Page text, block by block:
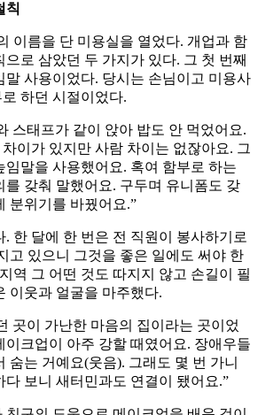
칙
이름을 단 미용실을 열었다. 개업과 함
로 삼았던 두 가지가 있다. 그 첫 번째
말 사용이었다. 당시는 손님이고 미용사
하던 시절이었다.
스태프가 같이 앉아 밥도 안 먹었어요.
이가 있지만 사람 차이는 없잖아요. 그
임말을 사용했어요. 혹여 함부로 하는
를 갖춰 말했어요. 구두며 유니폼도 갖
분위기를 바꿨어요.”
. 한 달에 한 번은 전 직원이 봉사하기로
고 있으니 그것을 좋은 일에도 써야 한
역 그 어떤 것도 따지지 않고 손길이 필
이웃과 얼굴을 마주했다.
곳이 가난한 마음의 집이라는 곳이었
이크업이 아주 강할 때였어요. 장애우들
숨는 거예요(웃음). 그래도 몇 번 가니
다 보니 새터민과도 연결이 됐어요.”